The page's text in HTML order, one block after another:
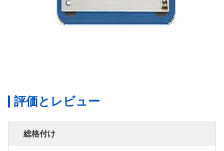
評価とレビュー
総格付け